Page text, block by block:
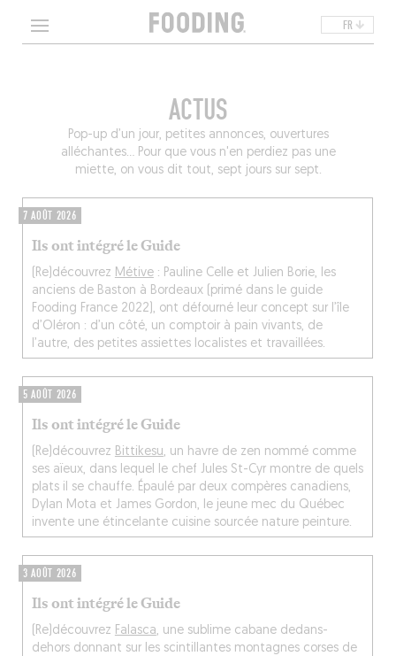
FR
ACTUS
Pop-up d’un jour, petites annonces, ouvertures
alléchantes… Pour que vous n'en perdiez pas une
miette, on vous dit tout, sept jours sur sept.
7 AOÛT 2026
Ils ont intégré le Guide
(Re)découvrez Métive: Pauline Celle et Julien Borie, les
anciens de Baston à Bordeaux (primé dans le guide
Fooding France 2022), ont défourné leur concept sur l’île
d’Oléron : d’un côté, un comptoir à pain vivants, de
l’autre, des petites assiettes localistes et travaillées.
5 AOÛT 2026
Ils ont intégré le Guide
(Re)découvrez Bittikesu, un havre de zen nommé comme
ses aïeux, dans lequel le chef Jules St-Cyr montre de quels
plats il se chauffe. Épaulé par deux compères canadiens,
Dylan Mota et James Gordon, le jeune mec du Québec
invente une étincelante cuisine sourcée nature peinture.
3 AOÛT 2026
Ils ont intégré le Guide
(Re)découvrez Falasca, une sublime cabane dedans-
dehors donnant sur les scintillantes montagnes corses de